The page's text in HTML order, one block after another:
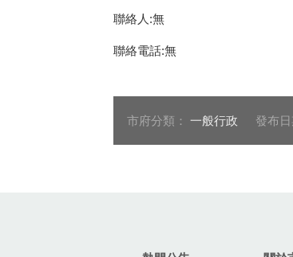
聯絡人:無
聯絡電話:無
市府分類： 一般行政 發布日